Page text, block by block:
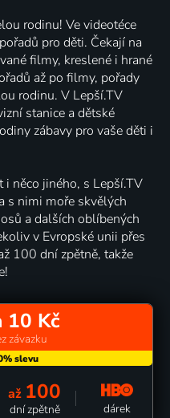
rodinu! Ve videotéce
pro děti. Čekají na
filmy, kreslené i hrané
až po filmy, pořady
rodinu. V Lepší.TV
stanice a dětské
zábavy pro vaše děti i
něco jiného, s Lepší.TV
s nimi moře skvělých
a dalších oblíbených
v Evropské unii přes
100 dní zpětně, takže
10 Kč
závazku
až 100
dní zpětně dárek